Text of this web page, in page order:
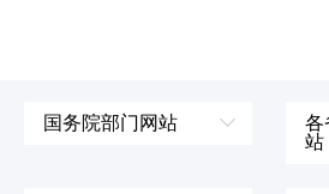
国务院部门网站
各
站